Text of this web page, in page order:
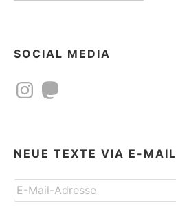
SOCIAL MEDIA
InstagramMastodon
NEUE TEXTE VIA E-MAIL
E-
Mail-